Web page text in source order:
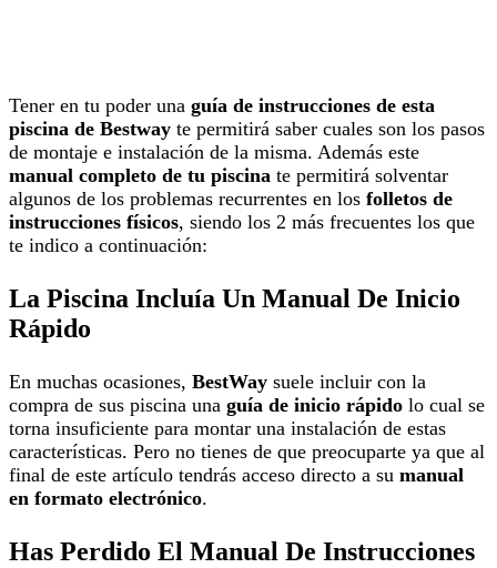
Tener en tu poder una guía de instrucciones de esta
piscina de Bestway te permitirá saber cuales son los pasos
de montaje e instalación de la misma. Además este
manual completo de tu piscina te permitirá solventar
algunos de los problemas recurrentes en los folletos de
instrucciones físicos, siendo los 2 más frecuentes los que
te indico a continuación:
La Piscina Incluía Un Manual De Inicio
Rápido
En muchas ocasiones, BestWay suele incluir con la
compra de sus piscina una guía de inicio rápido lo cual se
torna insuficiente para montar una instalación de estas
características. Pero no tienes de que preocuparte ya que al
final de este artículo tendrás acceso directo a su manual
en formato electrónico.
Has Perdido El Manual De Instrucciones